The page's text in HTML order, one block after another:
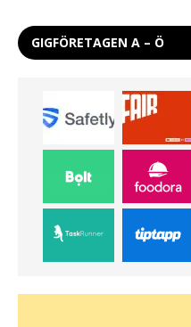
GIGFÖRETAGEN A – Ö